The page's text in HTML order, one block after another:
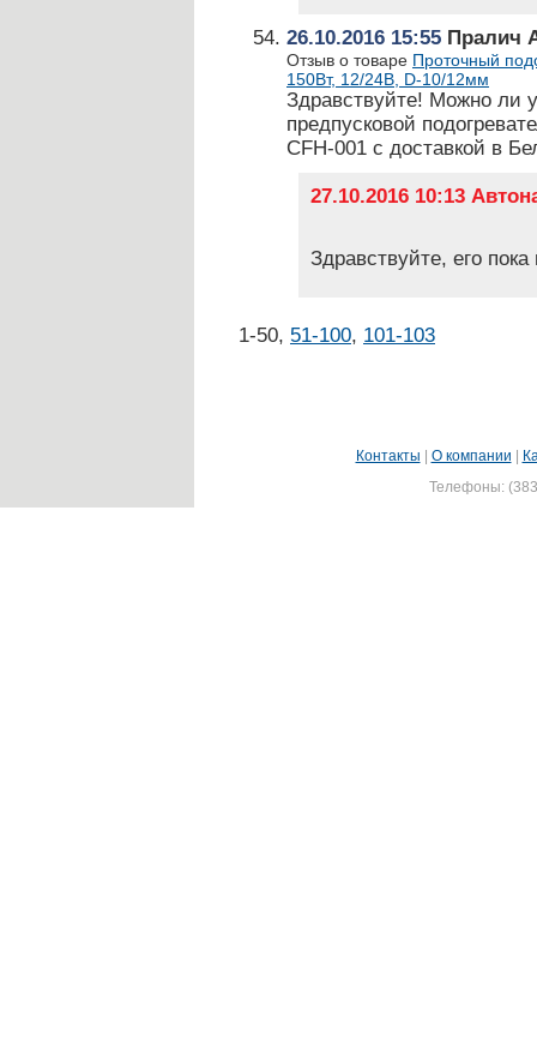
26.10.2016 15:55 Пралич
Отзыв о товаре Проточный
150Вт, 12/24В, D-10/12мм
Здравствуйте! Можно ли
предпусковой
CFH-001 с доставкой в
27.10.2016 10:13
Здравствуйте, его
1-50, 51-100, 101-103
Контакты О компании
Телефоны: